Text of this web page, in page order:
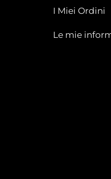
I Miei Ordini
Le mie